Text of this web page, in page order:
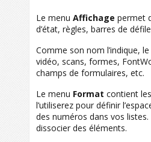
Le menu Affichage permet
d’état, règles, barres de
Comme son nom l’indique,
vidéo, scans, formes,
champs de formulaires, etc.
Le menu Format contient
l’utiliserez pour définir
des numéros dans vos
dissocier des éléments.